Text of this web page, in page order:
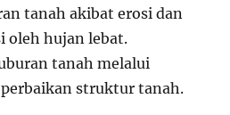
tanah akibat erosi dan
oleh hujan lebat.
tanah melalui
struktur tanah.